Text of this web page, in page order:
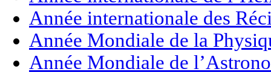
Année internationale des
Année Mondiale de la
Année Mondiale de